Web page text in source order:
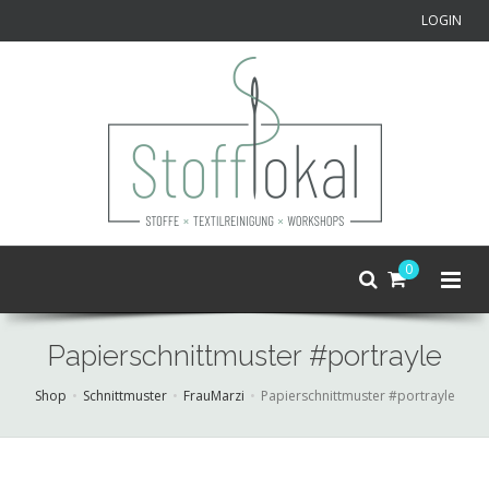
LOGIN
0
Papierschnittmuster #portrayle
Shop Schnittmuster FrauMarzi Papierschnittmuster #portrayle